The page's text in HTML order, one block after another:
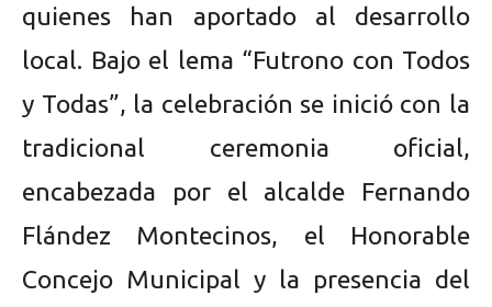
quienes han aportado al desarrollo
local. Bajo el lema “Futrono con Todos
y Todas”, la celebración se inició con la
tradicional ceremonia oficial,
encabezada por el alcalde Fernando
Flández Montecinos, el Honorable
Concejo Municipal y la presencia del